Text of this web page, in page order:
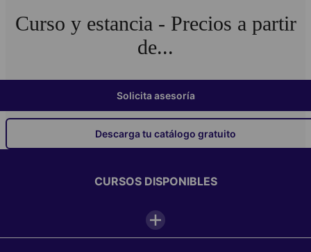
Curso y estancia - Precios a partir
de...
Solicita asesoría
Descarga tu catálogo gratuito
CURSOS DISPONIBLES